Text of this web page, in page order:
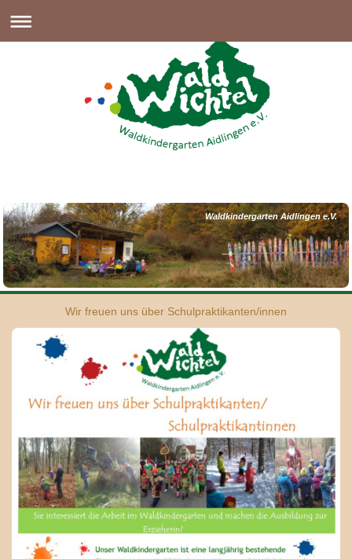
Waldkindergarten Aidlingen e.V.
Wir freuen uns über Schulpraktikanten/innen